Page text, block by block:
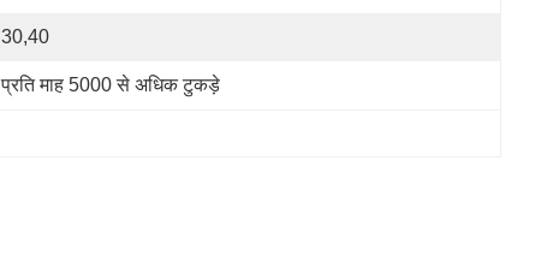
30,40
प्रति माह 5000 से अधिक टुकड़े